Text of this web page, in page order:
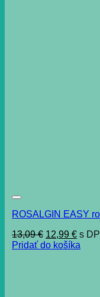
ROSALGIN EASY
13,09€ Pôvodná
cena
12,99 €
cena
s
Pridať do košíka